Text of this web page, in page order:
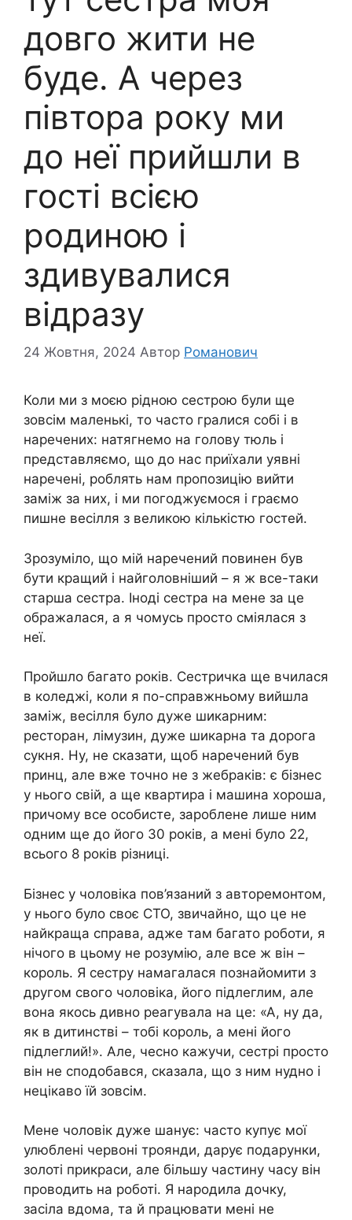
довго жити не
буде. А через
півтора року ми
до неї прийшли в
гості всією
родиною і
здивувалися
відразу
24 Жовтня, 2024 Автор Романович
Коли ми з моєю рідною сестрою були ще
зовсім маленькі, то часто гралися собі і в
наречених: натягнемо на голову тюль і
представляємо, що до нас приїхали уявні
наречені, роблять нам пропозицію вийти
заміж за них, і ми погоджуємося і граємо
пишне весілля з великою кількістю гостей.
Зрозуміло, що мій наречений повинен був
бути кращий і найголовніший – я ж все-таки
старша сестра. Іноді сестра на мене за це
ображалася, а я чомусь просто сміялася з
неї.
Пройшло багато років. Сестричка ще вчилася
в коледжі, коли я по-справжньому вийшла
заміж, весілля було дуже шикарним:
ресторан, лімузин, дуже шикарна та дорога
сукня. Ну, не сказати, щоб наречений був
принц, але вже точно не з жебраків: є бізнес
у нього свій, а ще квартира і машина хороша,
причому все особисте, зароблене лише ним
одним ще до його 30 років, а мені було 22,
всього 8 років різниці.
Бізнес у чоловіка пов’язаний з авторемонтом,
у нього було своє СТО, звичайно, що це не
найкраща справа, адже там багато роботи, я
нічого в цьому не розумію, але все ж він –
король. Я сестру намагалася познайомити з
другом свого чоловіка, його підлеглим, але
вона якось дивно реагувала на це: «А, ну да,
як в дитинстві – тобі король, а мені його
підлеглий!». Але, чесно кажучи, сестрі просто
він не сподобався, сказала, що з ним нудно і
нецікаво їй зовсім.
Мене чоловік дуже шанує: часто купує мої
улюблені червоні троянди, дарує подарунки,
золоті прикраси, але більшу частину часу він
проводить на роботі. Я народила дочку,
засіла вдома, та й працювати мені не